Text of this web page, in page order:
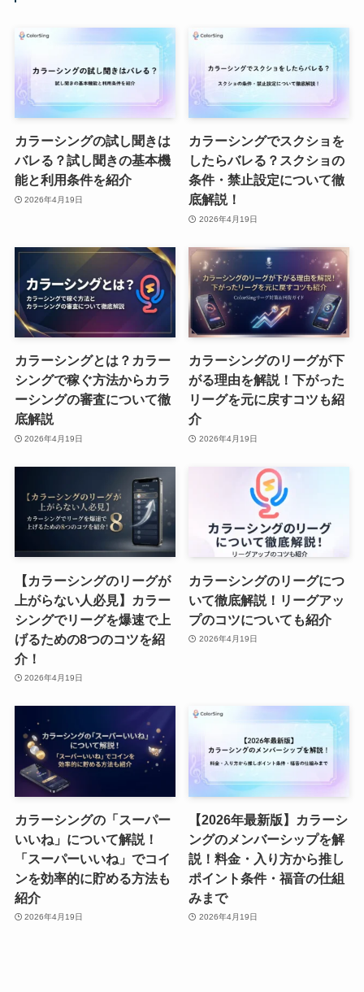
カラーシングの試し聞きは
バレる？試し聞きの基本機
能と利用条件を紹介
2026年4月19日
カラーシングでスクショを
したらバレる？スクショの
条件・禁止設定について徹
底解説！
2026年4月19日
カラーシングとは？カラー
シングで稼ぐ方法からカラ
ーシングの審査について徹
底解説
2026年4月19日
カラーシングのリーグが下
がる理由を解説！下がった
リーグを元に戻すコツも紹
介
2026年4月19日
【カラーシングのリーグが
上がらない人必見】カラー
シングでリーグを爆速で上
げるための8つのコツを紹
介！
2026年4月19日
カラーシングのリーグにつ
いて徹底解説！リーグアッ
プのコツについても紹介
2026年4月19日
カラーシングの「スーパー
いいね」について解説！
「スーパーいいね」でコイ
ンを効率的に貯める方法も
紹介
2026年4月19日
【2026年最新版】カラーシ
ングのメンバーシップを解
説！料金・入り方から推し
ポイント条件・福音の仕組
みまで
2026年4月19日